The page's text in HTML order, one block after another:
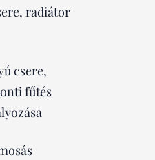
radiátor
csere,
fűtés